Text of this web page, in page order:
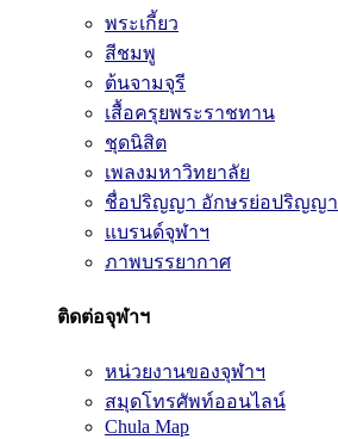
พระเกี้ยว
สีชมพู
ต้นจามจุรี
เสื้อครุยพระราชทาน
ชุดนิสิต
เพลงมหาวิทยาลัย
ชื่อปริญญา อักษรย่อปริญญา
แบรนด์จุฬาฯ
ภาพบรรยากาศ
ติดต่อจุฬาฯ
หน่วยงานของจุฬาฯ
สมุดโทรศัพท์ออนไลน์
Chula Map